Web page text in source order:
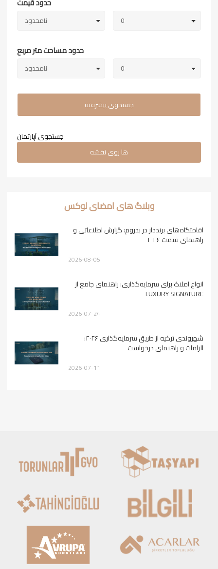
حدود قیمت
0 نامحدود
حدود مساحت متر مربع
0 نامحدود
جستجوی پیشرفته
جستجوی آپارتمان
ها روی نقشه
وبلاگ های امضای لوکس
اقامتگاه‌های برنددار در بدروم: گزارش اطلاعاتی و
راهنمای قیمت ۲۰۲۶
2026-08-05
انواع املاک برای سرمایه‌گذاری: راهنمای جامع از
LUXURY SIGNATURE
2026-07-24
شهروندی ترکیه از طریق سرمایه‌گذاری ۲۰۲۶:
الزامات و راهنمای درخواست
2026-07-11